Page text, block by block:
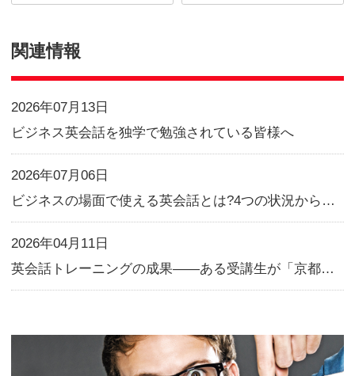
キープも日本に溶け込んでいま
ボトルをキープする。ドイツ代
ールをキープする。ちなみにド
神はゴールキーパーのノイアー
ハウスキーピングと言いますね。
基本的動詞の意味のイメージの
さんお持ちだと思います。あと
してみてください。You have